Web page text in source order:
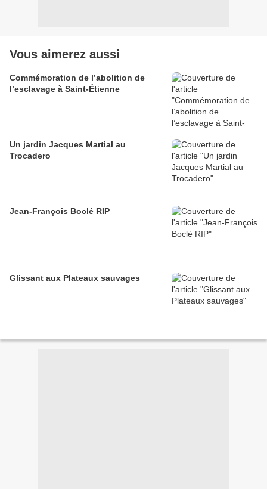
Vous aimerez aussi
Commémoration de l’abolition de
l’esclavage à Saint-Étienne
Un jardin Jacques Martial au
Trocadero
Jean-François Boclé RIP
Glissant aux Plateaux sauvages